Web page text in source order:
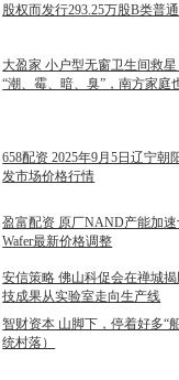
股权而发行293.25万股B类普
大盈家 小户型无窗卫生间救
“潮、霉、暗、臭”，南方家庭
658配资 2025年9月5日辽宁朝
发市场价格行情
盈富配资 原厂NAND产能加速
Wafer最新价格调整
安信策略 佛山科促会在禅城
技成果从实验室走向生产线
智财资本 山脚下，停着好多“
统村落）